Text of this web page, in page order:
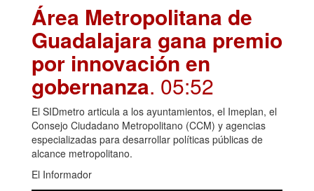
Área Metropolitana de
Guadalajara gana premio
por innovación en
gobernanza. 05:52
El SIDmetro articula a los ayuntamientos, el Imeplan, el
Consejo Ciudadano Metropolitano (CCM) y agencias
especializadas para desarrollar políticas públicas de
alcance metropolitano.
El Informador